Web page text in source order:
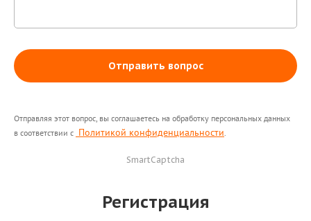
Отправить вопрос
Отправляя этот вопрос, вы соглашаетесь на обработку персональных данных
в соответствии с Политикой конфиденциальности.
SmartCaptcha
Регистрация